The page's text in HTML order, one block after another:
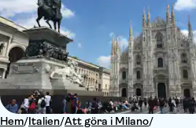
Hem/Italien/Att göra i Milano/